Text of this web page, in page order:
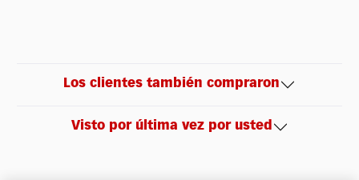
Los clientes también compraron
Visto por última vez por usted